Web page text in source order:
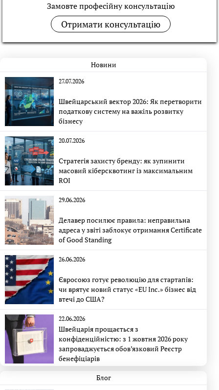
Замовте професійну консультацiю
Отримати консультацію
Новини
27.07.2026
Швейцарський вектор 2026: Як перетворити
податкову систему на важіль розвитку
бізнесу
20.07.2026
Стратегія захисту бренду: як зупинити
масовий кіберсквотинг із максимальним
ROI
29.06.2026
Делавер посилює правила: неправильна
адреса у звіті заблокує отримання Certificate
of Good Standing
26.06.2026
Євросоюз готує революцію для стартапів:
чи врятує новий статус «EU Inc.» бізнес від
втечі до США?
22.06.2026
Швейцарія прощається з
конфіденційністю: з 1 жовтня 2026 року
запроваджується обов’язковий Реєстр
бенефіціарів
Блог